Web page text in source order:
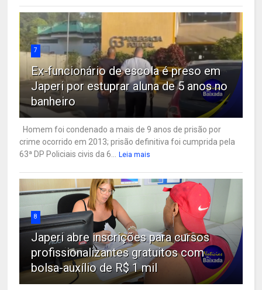
7
Ex-funcionário de escola é preso em
Japeri por estuprar aluna de 5 anos no
banheiro
Homem foi condenado a mais de 9 anos de prisão por
crime ocorrido em 2013; prisão definitiva foi cumprida pela
63ª DP Policiais civis da 6...
Leia mais
8
Japeri abre inscrições para cursos
profissionalizantes gratuitos com
bolsa-auxílio de R$ 1 mil